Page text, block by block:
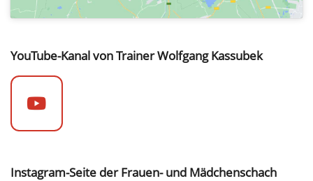
YouTube-Kanal von Trainer Wolfgang Kassubek
Instagram-Seite der Frauen- und Mädchenschach